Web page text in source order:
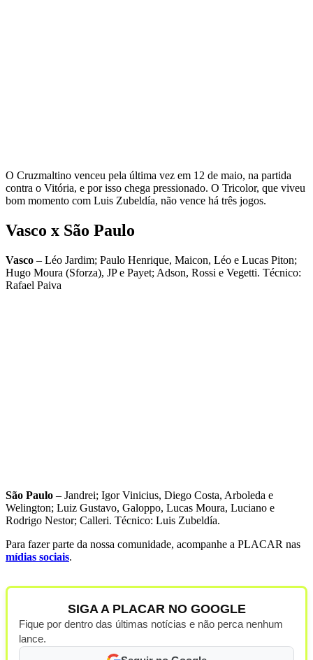
O Cruzmaltino venceu pela última vez em 12 de maio, na partida
contra o Vitória, e por isso chega pressionado. O Tricolor, que viveu
bom momento com Luis Zubeldía, não vence há três jogos.
Vasco x São Paulo
Vasco – Léo Jardim; Paulo Henrique, Maicon, Léo e Lucas Piton;
Hugo Moura (Sforza), JP e Payet; Adson, Rossi e Vegetti. Técnico:
Rafael Paiva
São Paulo – Jandrei; Igor Vinicius, Diego Costa, Arboleda e
Welington; Luiz Gustavo, Galoppo, Lucas Moura, Luciano e
Rodrigo Nestor; Calleri. Técnico: Luis Zubeldía.
Para fazer parte da nossa comunidade, acompanhe a PLACAR nas
mídias sociais.
SIGA A PLACAR NO GOOGLE
Fique por dentro das últimas notícias e não perca nenhum
lance.